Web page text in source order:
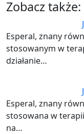
Zobacz także:
Esperal, znany
stosowanym w
działanie…
Esperal, znany
stosowana w
na…